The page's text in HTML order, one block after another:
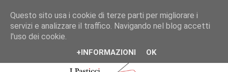
Questo sito usa i cookie di terze parti per migliorare i
servizi e analizzare il traffico. Navigando nel blog accetti
l'uso dei cookie.
+INFORMAZIONI OK